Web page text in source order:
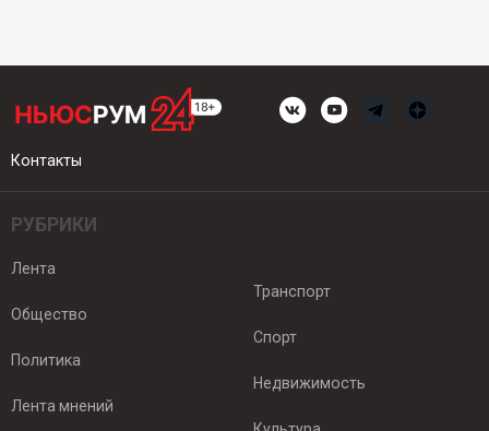
Контакты
РУБРИКИ
Лента
Общество
Политика
Лента мнений
Транспорт
Спорт
Недвижимость